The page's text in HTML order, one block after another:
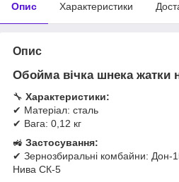
Опис Характеристики
Опис
Обойма вічка шнека жатки
🔧 Характеристики:
✔ Матеріал: сталь
✔ Вага: 0,12 кг
🚜 Застосування:
✔ Зернозбиральні комбайни: Дон-
Нива СК-5